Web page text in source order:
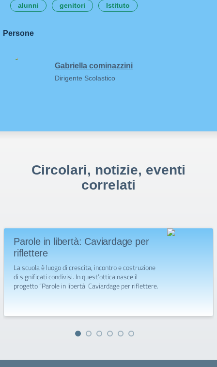
alunni genitori Istituto
Persone
Gabriella cominazzini
Dirigente Scolastico
Circolari, notizie, eventi
correlati
Parole in libertà: Caviardage per
riflettere
La scuola è luogo di crescita, incontro e costruzione
di significati condivisi. In quest’ottica nasce il
progetto “Parole in libertà: Caviardage per riflettere.